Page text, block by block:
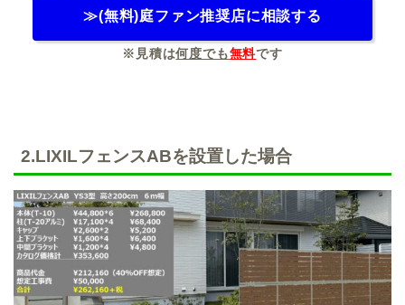
≫(無料)庭ファン推奨店に相談する
※見積は何度でも無料です
2.LIXILフェンスABを設置した場合